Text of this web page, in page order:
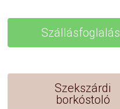
Szállásfoglalás
Szekszárdi
borkóstoló